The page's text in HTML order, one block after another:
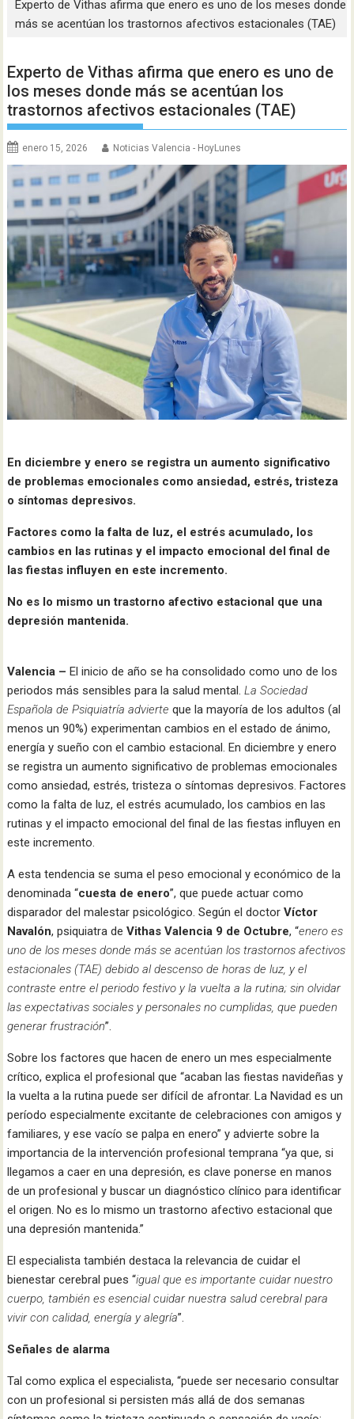
Experto de Vithas afirma que enero es uno de los meses donde
más se acentúan los trastornos afectivos estacionales (TAE)
Experto de Vithas afirma que enero es uno de
los meses donde más se acentúan los
trastornos afectivos estacionales (TAE)
enero 15, 2026 Noticias Valencia - HoyLunes
En diciembre y enero se registra un aumento significativo
de problemas emocionales como ansiedad, estrés, tristeza
o síntomas depresivos.
Factores como la falta de luz, el estrés acumulado, los
cambios en las rutinas y el impacto emocional del final de
las fiestas influyen en este incremento.
No es lo mismo un trastorno afectivo estacional que una
depresión mantenida.
Valencia – El inicio de año se ha consolidado como uno de los
periodos más sensibles para la salud mental.La Sociedad
Española de Psiquiatría advierte que la mayoría de los adultos (al
menos un 90%) experimentan cambios en el estado de ánimo,
energía y sueño con el cambio estacional. En diciembre y enero
se registra un aumento significativo de problemas emocionales
como ansiedad, estrés, tristeza o síntomas depresivos. Factores
como la falta de luz, el estrés acumulado, los cambios en las
rutinas y el impacto emocional del final de las fiestas influyen en
este incremento.
A esta tendencia se suma el peso emocional y económico de la
denominada “cuesta de enero”, que puede actuar como
disparador del malestar psicológico. Según el doctorVíctor
Navalón, psiquiatra deVithas Valencia 9 de Octubre, “enero es
uno de los meses donde más se acentúan los trastornos afectivos
estacionales (TAE) debido al descenso de horas de luz, y el
contraste entre el periodo festivo y la vuelta a la rutina; sin olvidar
las expectativas sociales y personales no cumplidas, que pueden
generar frustración”.
Sobre los factores que hacen de enero un mes especialmente
crítico, explica el profesional que “acaban las fiestas navideñas y
la vuelta a la rutina puede ser difícil de afrontar. La Navidad es un
período especialmente excitante de celebraciones con amigos y
familiares, y ese vacío se palpa en enero” y advierte sobre la
importancia de la intervención profesional temprana “ya que, si
llegamos a caer en una depresión, es clave ponerse en manos
de un profesional y buscar un diagnóstico clínico para identificar
el origen. No es lo mismo un trastorno afectivo estacional que
una depresión mantenida.”
El especialista también destaca la relevancia de cuidar el
bienestar cerebral pues “igual que es importante cuidar nuestro
cuerpo, también es esencial cuidar nuestra salud cerebral para
vivir con calidad, energía y alegría”.
Señales de alarma
Tal como explica el especialista, “puede ser necesario consultar
con un profesional si persisten más allá de dos semanas